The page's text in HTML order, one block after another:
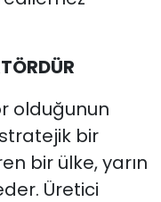
olduğunun
stratejik bir
bir ülke, yarın
Üretici